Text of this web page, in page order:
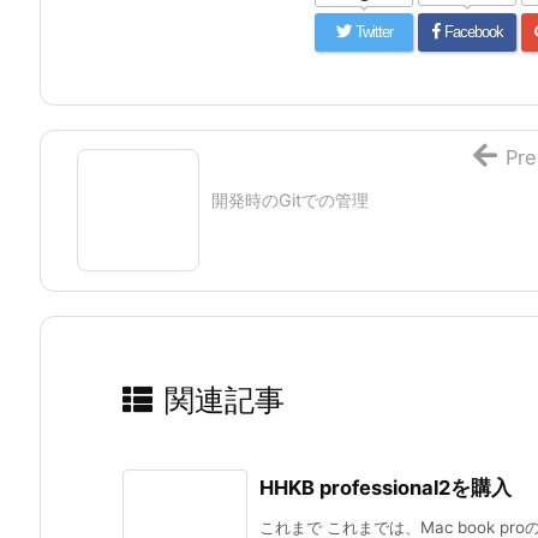
Twitter Facebook
開発時のGitでの管理
関連記事
HHKB professional2を購入
これまで これまでは、Mac book pro